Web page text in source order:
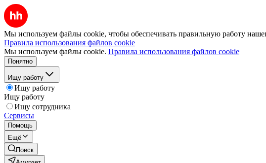
Мы используем файлы cookie, чтобы обеспечивать правильную работу
Правила использования файлов cookie
Мы используем файлы cookie. Правила использования файлов cookie
Понятно
Ищу работу
Ищу работу
Ищу работу
Ищу сотрудника
Сервисы
Помощь
Ещё
Поиск